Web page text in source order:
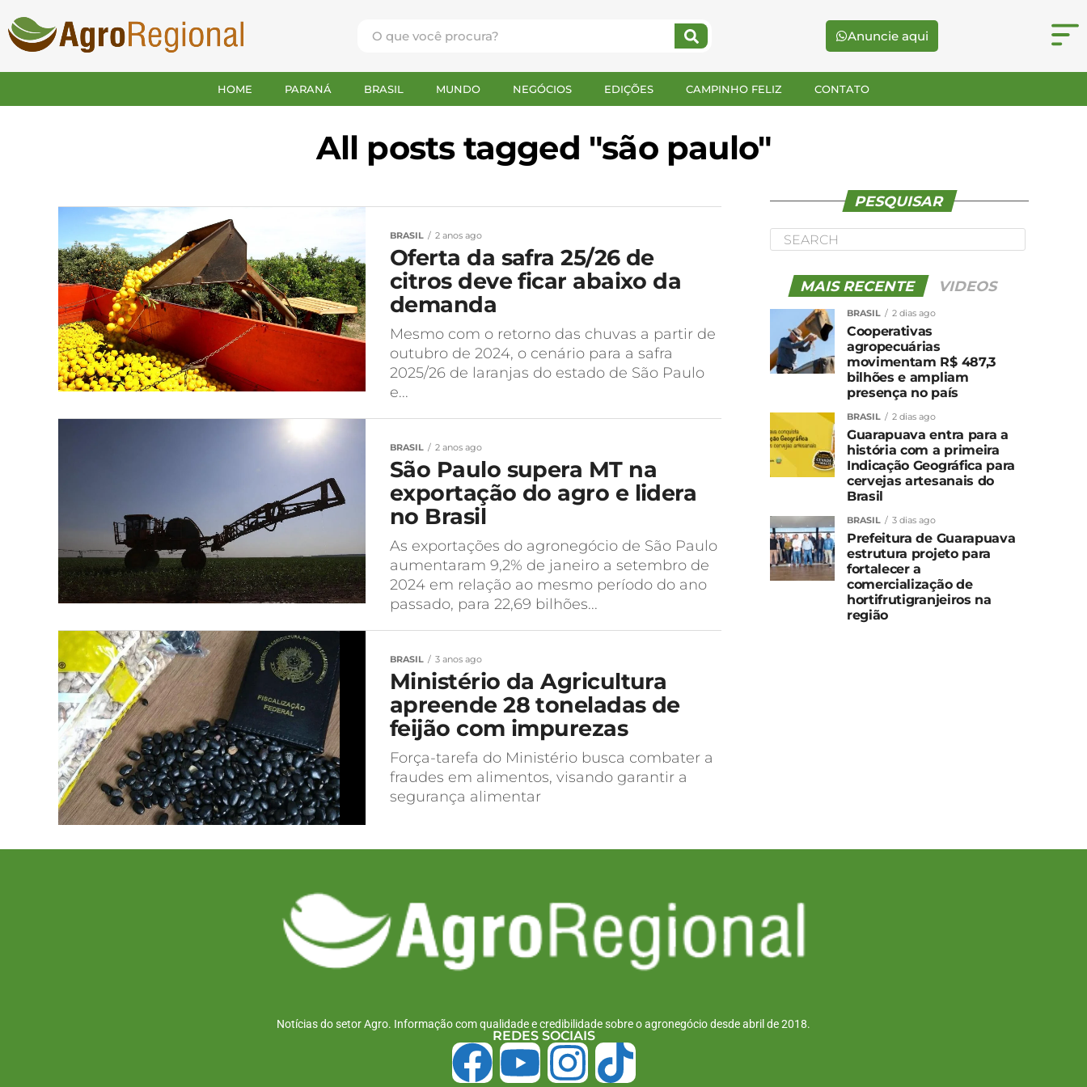
Anuncie aqui
HOME PARANÁ BRASIL MUNDO NEGÓCIOS EDIÇÕES CAMPINHO FELIZ CONTATO
All posts tagged "são paulo"
BRASIL 2 anos ago
Oferta da safra 25/26 de
citros deve ficar abaixo da
demanda
Mesmo com o retorno das chuvas a partir de
outubro de 2024, o cenário para a safra
2025/26 de laranjas do estado de São Paulo
e...
BRASIL 2 anos ago
São Paulo supera MT na
exportação do agro e lidera
no Brasil
As exportações do agronegócio de São Paulo
aumentaram 9,2% de janeiro a setembro de
2024 em relação ao mesmo período do ano
passado, para 22,69 bilhões...
BRASIL 3 anos ago
Ministério da Agricultura
apreende 28 toneladas de
feijão com impurezas
Força-tarefa do Ministério busca combater a
fraudes em alimentos, visando garantir a
segurança alimentar
PESQUISAR
MAIS RECENTE VIDEOS
BRASIL 2 dias ago
Cooperativas
agropecuárias
movimentam R$ 487,3
bilhões e ampliam
presença no país
BRASIL 2 dias ago
Guarapuava entra para a
história com a primeira
Indicação Geográfica para
cervejas artesanais do
Brasil
BRASIL 3 dias ago
Prefeitura de Guarapuava
estrutura projeto para
fortalecer a
comercialização de
hortifrutigranjeiros na
região
Notícias do setor Agro. Informação com qualidade e credibilidade sobre o agronegócio desde abril de 2018.
REDES SOCIAIS